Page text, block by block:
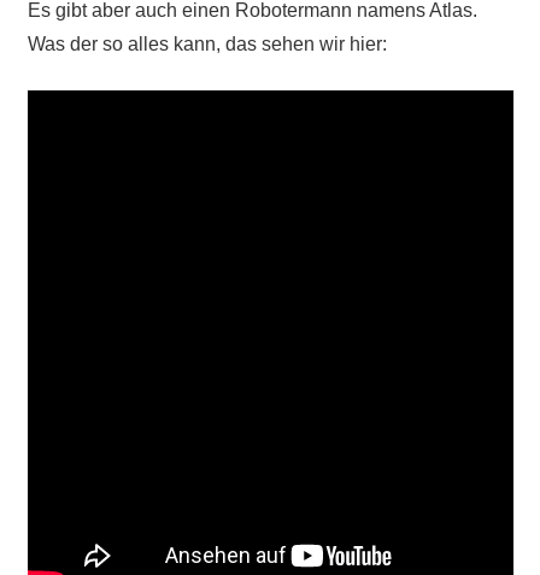
Es gibt aber auch einen Robotermann namens Atlas.
Was der so alles kann, das sehen wir hier: